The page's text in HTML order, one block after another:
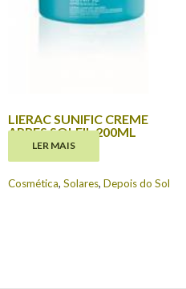
LIERAC SUNIFIC CREME
APRES SOLEIL 200ML
21.95
LER MAIS
Cosmética, Solares, Depois do Sol